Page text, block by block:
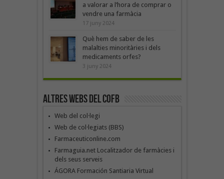
a valorar a l’hora de comprar o
vendre una farmàcia
17 juny 2024
Què hem de saber de les
malalties minoritàries i dels
medicaments orfes?
3 juny 2024
Altres webs del COFB
Web del col·legi
Web de col·legiats (BBS)
Farmaceuticonline.com
Farmaguia.net Localitzador de farmàcies i
dels seus serveis
ÁGORA Formación Santiaria Virtual